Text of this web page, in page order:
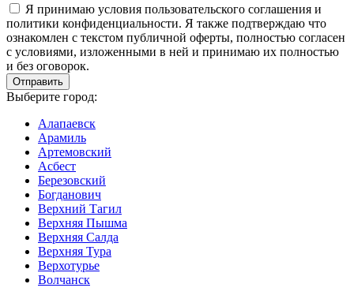
Я принимаю условия пользовательского соглашения и
политики конфиденциальности. Я также подтверждаю что
ознакомлен с текстом публичной оферты, полностью согласен
с условиями, изложенными в ней и принимаю их полностью
и без оговорок.
Выберите город:
Алапаевск
Арамиль
Артемовский
Асбест
Березовский
Богданович
Верхний Тагил
Верхняя Пышма
Верхняя Салда
Верхняя Тура
Верхотурье
Волчанск